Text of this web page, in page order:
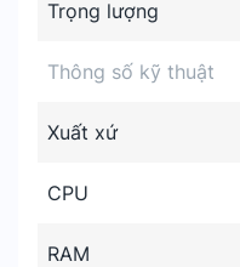
Trọng lượng
Thông số kỹ thuật
Xuất xứ
CPU
RAM